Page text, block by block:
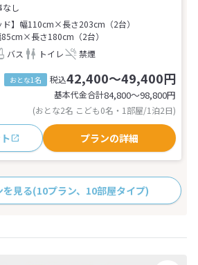
なし
ド】幅110cm×長さ203cm（2台）
85cm×長さ180cm（2台）
バス トイレ 禁煙
おとな1名 税込42,400～49,400円
基本代金合計84,800〜98,800円
(おとな2名 こども0名・1部屋/1泊2日)
プランの詳細
を見る(10プラン、10部屋タイプ)